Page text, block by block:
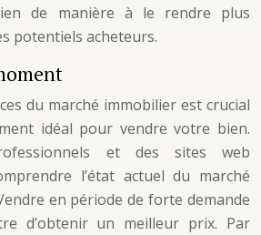
de manière à le rendre plus
potentiels acheteurs.
du marché immobilier est crucial
idéal pour vendre votre bien.
et des sites web
l’état actuel du marché
en période de forte demande
d’obtenir un meilleur prix. Par